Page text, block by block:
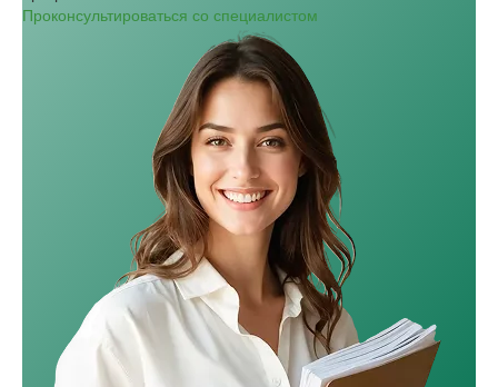
Проконсультироваться со специалистом